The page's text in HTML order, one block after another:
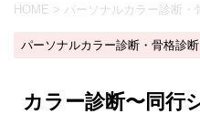
HOME > パーソナルカラー診断・
パーソナルカラー診断・骨格診断
カラー診断〜同行